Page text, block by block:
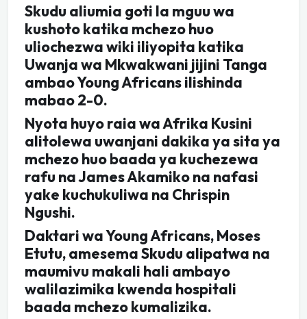
Skudu aliumia goti la mguu wa
kushoto katika mchezo huo
uliochezwa wiki iliyopita katika
Uwanja wa Mkwakwani jijini Tanga
ambao Young Africans ilishinda
mabao 2-0.
Nyota huyo raia wa Afrika Kusini
alitolewa uwanjani dakika ya sita ya
mchezo huo baada ya kuchezewa
rafu na James Akamiko na nafasi
yake kuchukuliwa na Chrispin
Ngushi.
Daktari wa Young Africans, Moses
Etutu, amesema Skudu alipatwa na
maumivu makali hali ambayo
walilazimika kwenda hospitali
baada mchezo kumalizika.